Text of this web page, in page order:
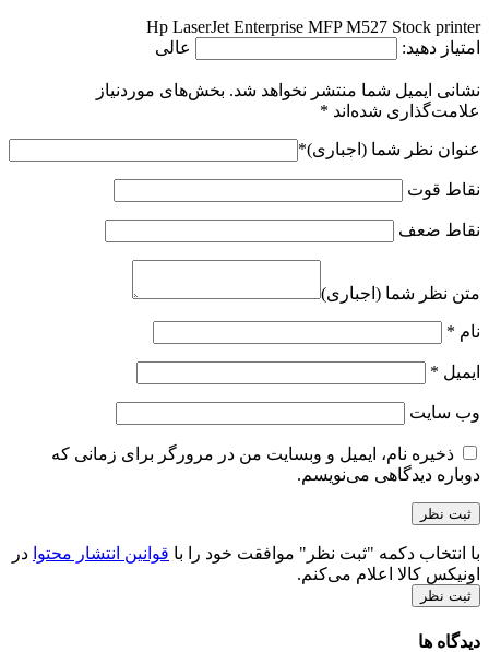
Hp LaserJet Enterprise MFP M527 Stock printer
امتیاز دهید:
عالی
نشانی ایمیل شما منتشر نخواهد شد. بخش‌های موردنیاز
علامت‌گذاری شده‌اند *
عنوان نظر شما (اجباری)*
نقاط قوت
نقاط ضعف
متن نظر شما (اجباری)
نام *
ایمیل *
وب‌ سایت
ذخیره نام، ایمیل و وبسایت من در مرورگر برای زمانی که
دوباره دیدگاهی می‌نویسم.
با انتخاب دکمه "ثبت نظر" موافقت خود را با قوانین انتشار محتوا در
اونیکس کالا اعلام می‌کنم.
ثبت نظر
دیدگاه ها